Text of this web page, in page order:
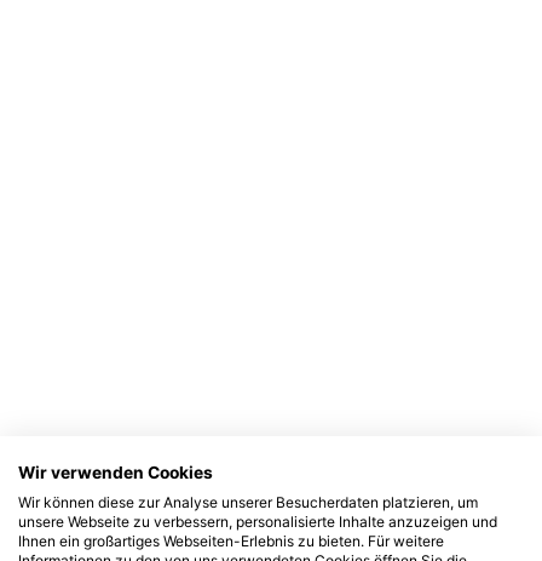
Wir verwenden Cookies
Wir können diese zur Analyse unserer Besucherdaten platzieren, um
unsere Webseite zu verbessern, personalisierte Inhalte anzuzeigen und
Ihnen ein großartiges Webseiten-Erlebnis zu bieten. Für weitere